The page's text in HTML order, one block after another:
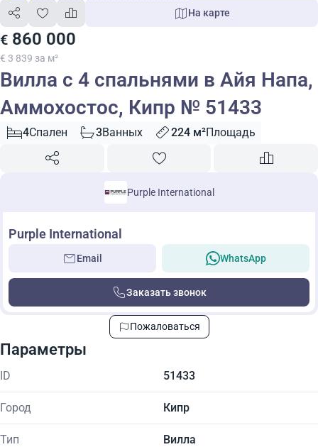
€ 860 000
€ 3 839 за м²
На карте
Вилла с 4 спальнями в Айя Напа,
Аммохостос, Кипр № 51433
4Спален 3Ванных 224 м²Площадь
Purple International
Purple International
Email WhatsApp
Заказать звонок
Пожаловаться
Параметры
ID 51433
Город Кипр
Тип Вилла